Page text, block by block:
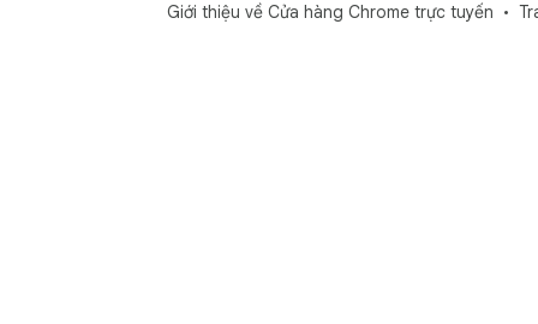
Giới thiệu về Cửa hàng Chrome trực tuyến